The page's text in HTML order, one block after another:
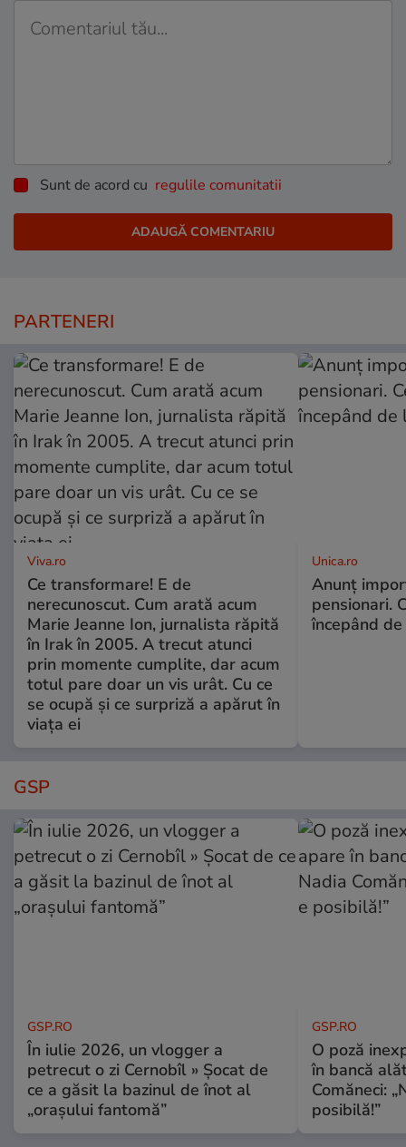
Sunt de acord cu regulile comunitatii
PARTENERI
Viva.ro
Ce transformare! E de
nerecunoscut. Cum arată acum
Marie Jeanne Ion, jurnalista răpită
în Irak în 2005. A trecut atunci
prin momente cumplite, dar acum
totul pare doar un vis urât. Cu ce
se ocupă și ce surpriză a apărut în
viața ei
Unica.ro
Anunț
pensionari.
începând
GSP
GSP.RO
În iulie 2026, un vlogger a
petrecut o zi Cernobîl » Șocat de
ce a găsit la bazinul de înot al
„orașului fantomă”
GSP.RO
O poză
în bancă
Comăneci:
posibilă!”